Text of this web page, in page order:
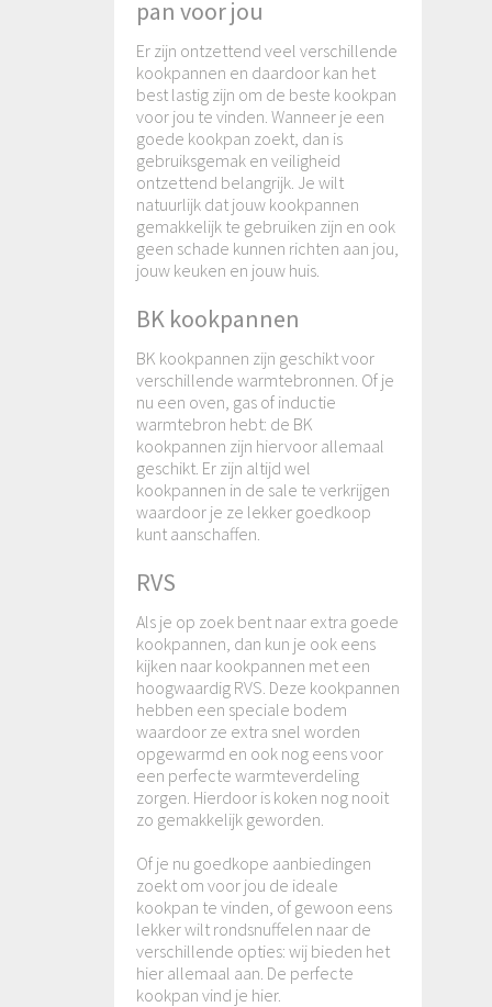
pan voor jou
Er zijn ontzettend veel verschillende
kookpannen en daardoor kan het
best lastig zijn om de beste kookpan
voor jou te vinden. Wanneer je een
goede kookpan zoekt, dan is
gebruiksgemak en veiligheid
ontzettend belangrijk. Je wilt
natuurlijk dat jouw kookpannen
gemakkelijk te gebruiken zijn en ook
geen schade kunnen richten aan jou,
jouw keuken en jouw huis.
BK kookpannen
BK kookpannen zijn geschikt voor
verschillende warmtebronnen. Of je
nu een oven, gas of inductie
warmtebron hebt: de BK
kookpannen zijn hiervoor allemaal
geschikt. Er zijn altijd wel
kookpannen in de sale te verkrijgen
waardoor je ze lekker goedkoop
kunt aanschaffen.
RVS
Als je op zoek bent naar extra goede
kookpannen, dan kun je ook eens
kijken naar kookpannen met een
hoogwaardig RVS. Deze kookpannen
hebben een speciale bodem
waardoor ze extra snel worden
opgewarmd en ook nog eens voor
een perfecte warmteverdeling
zorgen. Hierdoor is koken nog nooit
zo gemakkelijk geworden.
Of je nu goedkope aanbiedingen
zoekt om voor jou de ideale
kookpan te vinden, of gewoon eens
lekker wilt rondsnuffelen naar de
verschillende opties: wij bieden het
hier allemaal aan. De perfecte
kookpan vind je hier.